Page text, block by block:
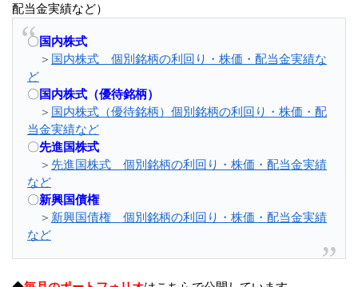
配当金実績など）
〇国内株式
＞ 国内株式 個別銘柄の利回り・株価・配当金実績な
ど
〇国内株式（優待銘柄）
＞ 国内株式（優待銘柄）個別銘柄の利回り・株価・配
当金実績など
〇先進国株式
＞ 先進国株式 個別銘柄の利回り・株価・配当金実績
など
〇新興国債権
＞ 新興国債権 個別銘柄の利回り・株価・配当金実績
など